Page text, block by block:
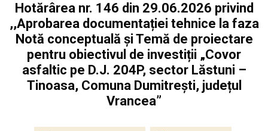
Hotărârea nr. 146 din 29.06.2026 privind
,,Aprobarea documentației tehnice la faza
Notă conceptuală și Temă de proiectare
pentru obiectivul de investiții „Covor
asfaltic pe D.J. 204P, sector Lăstuni –
Tinoasa, Comuna Dumitrești, județul
Vrancea”